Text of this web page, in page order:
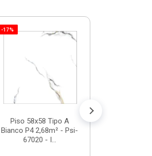
-17%
Piso 58x58 Tipo A
Bianco P4 2,68m² - Psi-
67020 - I...